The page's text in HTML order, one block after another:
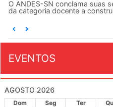
O ANDES-SN conclama suas
da categoria docente a
EVENTOS
AGOSTO 2026
Dom Seg Ter